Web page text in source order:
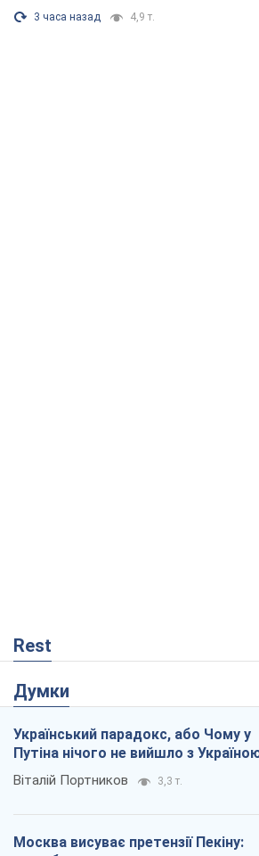
3 часа назад 4,9 т.
Rest
Думки
Український парадокс, або Чому у
Путіна нічого не вийшло з
Віталій Портников 3,3 т.
Москва висуває претензії Пекіну: